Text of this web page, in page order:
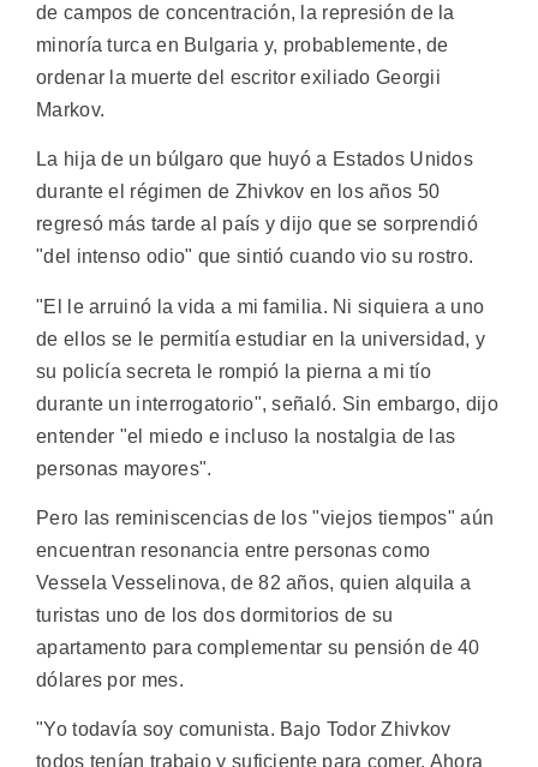
de campos de concentración, la represión de la
minoría turca en Bulgaria y, probablemente, de
ordenar la muerte del escritor exiliado Georgii
Markov.
La hija de un búlgaro que huyó a Estados Unidos
durante el régimen de Zhivkov en los años 50
regresó más tarde al país y dijo que se sorprendió
"del intenso odio" que sintió cuando vio su rostro.
"El le arruinó la vida a mi familia. Ni siquiera a uno
de ellos se le permitía estudiar en la universidad, y
su policía secreta le rompió la pierna a mi tío
durante un interrogatorio", señaló. Sin embargo, dijo
entender "el miedo e incluso la nostalgia de las
personas mayores".
Pero las reminiscencias de los "viejos tiempos" aún
encuentran resonancia entre personas como
Vessela Vesselinova, de 82 años, quien alquila a
turistas uno de los dos dormitorios de su
apartamento para complementar su pensión de 40
dólares por mes.
"Yo todavía soy comunista. Bajo Todor Zhivkov
todos tenían trabajo y suficiente para comer. Ahora